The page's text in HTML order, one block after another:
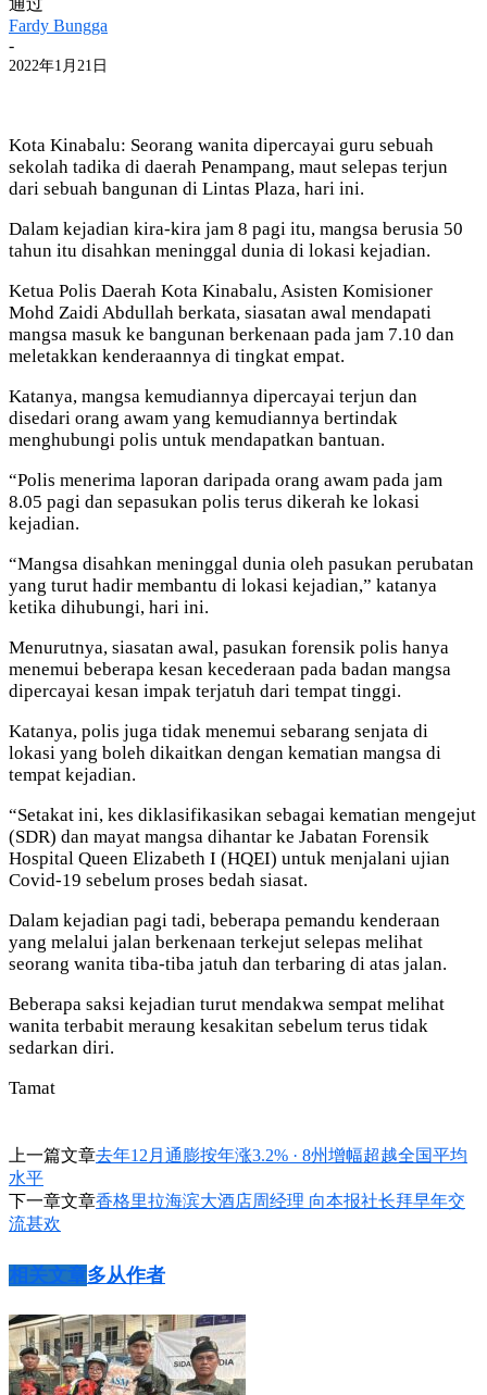
Fardy Bungga
-
2022年1月21日
Kota Kinabalu: Seorang wanita dipercayai guru sebuah
sekolah tadika di daerah Penampang, maut selepas terjun
dari sebuah bangunan di Lintas Plaza, hari ini.
Dalam kejadian kira-kira jam 8 pagi itu, mangsa berusia 50
tahun itu disahkan meninggal dunia di lokasi kejadian.
Ketua Polis Daerah Kota Kinabalu, Asisten Komisioner
Mohd Zaidi Abdullah berkata, siasatan awal mendapati
mangsa masuk ke bangunan berkenaan pada jam 7.10 dan
meletakkan kenderaannya di tingkat empat.
Katanya, mangsa kemudiannya dipercayai terjun dan
disedari orang awam yang kemudiannya bertindak
menghubungi polis untuk mendapatkan bantuan.
“Polis menerima laporan daripada orang awam pada jam
8.05 pagi dan sepasukan polis terus dikerah ke lokasi
kejadian.
“Mangsa disahkan meninggal dunia oleh pasukan perubatan
yang turut hadir membantu di lokasi kejadian,” katanya
ketika dihubungi, hari ini.
Menurutnya, siasatan awal, pasukan forensik polis hanya
menemui beberapa kesan kecederaan pada badan mangsa
dipercayai kesan impak terjatuh dari tempat tinggi.
Katanya, polis juga tidak menemui sebarang senjata di
lokasi yang boleh dikaitkan dengan kematian mangsa di
tempat kejadian.
“Setakat ini, kes diklasifikasikan sebagai kematian mengejut
(SDR) dan mayat mangsa dihantar ke Jabatan Forensik
Hospital Queen Elizabeth I (HQEI) untuk menjalani ujian
Covid-19 sebelum proses bedah siasat.
Dalam kejadian pagi tadi, beberapa pemandu kenderaan
yang melalui jalan berkenaan terkejut selepas melihat
seorang wanita tiba-tiba jatuh dan terbaring di atas jalan.
Beberapa saksi kejadian turut mendakwa sempat melihat
wanita terbabit meraung kesakitan sebelum terus tidak
sedarkan diri.
Tamat
上一篇文章去年12月通膨按年涨3.2% · 8州增幅超越全国平均
水平
下一章文章香格里拉海滨大酒店周经理 向本报社长拜早年交
流甚欢
相关文章多从作者